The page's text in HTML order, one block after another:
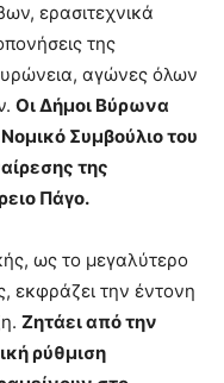
ερασιτεχνικά
της
αγώνες όλων
Οι Δήμοι Βύρωνα
Συμβούλιο του
της
Πάγο.
ως το μεγαλύτερο
εκφράζει την έντονη
Ζητάει από την
ρύθμιση